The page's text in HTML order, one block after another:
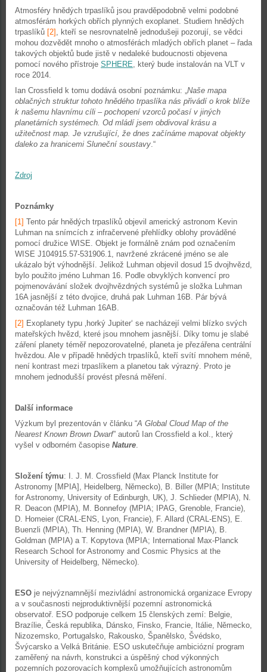
Atmosféry hnědých trpaslíků jsou pravděpodobně velmi podobné
atmosférám horkých obřích plynných exoplanet. Studiem hnědých
trpaslíků [2] , kteří se nesrovnatelně jednodušeji pozorují, se vědci
mohou dozvědět mnoho o atmosférách mladých obřích planet – řada
takových objektů bude jistě v nedaleké budoucnosti objevena
pomocí nového přístroje SPHERE, který bude instalován na VLT v
roce 2014.
Ian Crossfield k tomu dodává osobní poznámku: „Naše mapa
oblačných struktur tohoto hnědého trpaslíka nás přivádí o krok blíže
k našemu hlavnímu cíli – pochopení vzorců počasí v jiných
planetárních systémech. Od mládí jsem obdivoval krásu a
užitečnost map. Je vzrušující, že dnes začínáme mapovat objekty
daleko za hranicemi Sluneční soustavy.“
Zdroj
Poznámky
[1] Tento pár hnědých trpaslíků objevil americký astronom Kevin
Luhman na snímcích z infračervené přehlídky oblohy prováděné
pomocí družice WISE. Objekt je formálně znám pod označením
WISE J104915.57-531906.1, navržené zkrácené jméno se ale
ukázalo být výhodnější. Jelikož Luhman objevil dosud 15 dvojhvězd,
bylo použito jméno Luhman 16. Podle obvyklých konvencí pro
pojmenovávání složek dvojhvězdných systémů je složka Luhman
16A jasnější z této dvojice, druhá pak Luhman 16B. Pár bývá
označován též Luhman 16AB.
[2] Exoplanety typu ‚horký Jupiter‘ se nacházejí velmi blízko svých
mateřských hvězd, které jsou mnohem jasnější. Díky tomu je slabé
záření planety téměř nepozorovatelné, planeta je přezářena centrální
hvězdou. Ale v případě hnědých trpaslíků, kteří svítí mnohem méně,
není kontrast mezi trpaslíkem a planetou tak výrazný. Proto je
mnohem jednodušší provést přesná měření.
Další informace
Výzkum byl prezentován v článku “A Global Cloud Map of the
Nearest Known Brown Dwarf” autorů Ian Crossfield a kol., který
vyšel v odborném časopise Nature.
Složení týmu: I. J. M. Crossfield (Max Planck Institute for
Astronomy [MPIA], Heidelberg, Německo), B. Biller (MPIA; Institute
for Astronomy, University of Edinburgh, UK), J. Schlieder (MPIA), N.
R. Deacon (MPIA), M. Bonnefoy (MPIA; IPAG, Grenoble, Francie),
D. Homeier (CRAL-ENS, Lyon, Francie), F. Allard (CRAL-ENS), E.
Buenzli (MPIA), Th. Henning (MPIA), W. Brandner (MPIA), B.
Goldman (MPIA) a T. Kopytova (MPIA; International Max-Planck
Research School for Astronomy and Cosmic Physics at the
University of Heidelberg, Německo).
ESO je nejvýznamnější mezivládní astronomická organizace Evropy
a v současnosti nejproduktivnější pozemní astronomická
observatoř. ESO podporuje celkem 15 členských zemí: Belgie,
Brazílie, Česká republika, Dánsko, Finsko, Francie, Itálie, Německo,
Nizozemsko, Portugalsko, Rakousko, Španělsko, Švédsko,
Švýcarsko a Velká Británie. ESO uskutečňuje ambiciózní program
zaměřený na návrh, konstrukci a úspěšný chod výkonných
pozemních pozorovacích komplexů umožňujících astronomům